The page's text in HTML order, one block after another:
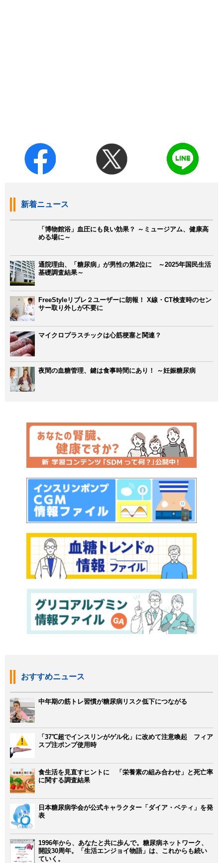
新着ニュース
「博物館浴」血圧にも良い効果？ ～ミュージアム、健康高
める場に～
通院理由、「糖尿病」が男性の第2位に ～2025年国民生活
基礎調査結果～
FreeStyleリブレ２ユーザーに朗報！ X線・CT検査時のセン
サー取り外しが不要に
マイクロプラスチックは心筋梗塞と関連？
夜間の血糖管理、鍵は食事時間にあり！ ～妊娠糖尿病
おすすめニュース
中年期の筋トレ習慣が糖尿病リスク低下につながる
「37℃超でインスリンがゲル化」に改めて注意喚起 フィア
スプ注ポンプ使用時
食生活を見直すヒントに 「栄養素の組み合わせ」と死亡率
に関する調査結果
日本糖尿病学会が公式キャラクター「ダイア・ベティ」を発
表
1996年から、あなたと共に歩んで。糖尿病ネットワーク、
開設30周年。「生活エンジョイ物語」は、これからも続い
ていく。